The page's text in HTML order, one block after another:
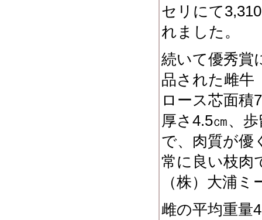
セリにて
れました。
続いて優秀賞
品された雌牛
ロース芯面積
厚さ4.5㎝、
で、肉質が優
常に良い枝肉
（株）大浦
雌の平均重量